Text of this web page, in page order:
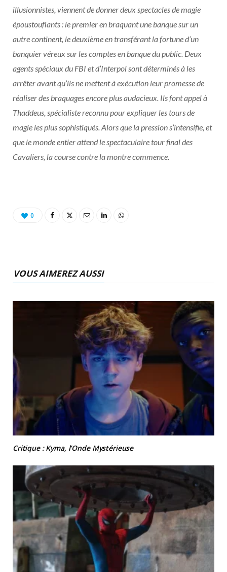
illusionnistes, viennent de donner deux spectacles de magie
époustouflants : le premier en braquant une banque sur un
autre continent, le deuxième en transférant la fortune d’un
banquier véreux sur les comptes en banque du public. Deux
agents spéciaux du FBI et d’Interpol sont déterminés à les
arrêter avant qu’ils ne mettent à exécution leur promesse de
réaliser des braquages encore plus audacieux. Ils font appel à
Thaddeus, spécialiste reconnu pour expliquer les tours de
magie les plus sophistiqués. Alors que la pression s’intensifie, et
que le monde entier attend le spectaculaire tour final des
Cavaliers, la course contre la montre commence.
0
VOUS AIMEREZ AUSSI
Critique : Kyma, l’Onde Mystérieuse